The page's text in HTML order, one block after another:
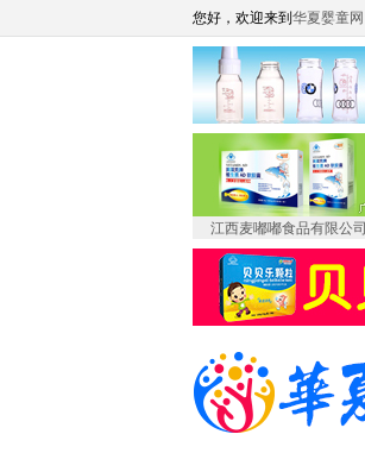
您好，欢迎来到 华夏婴童网
江西麦嘟嘟食品有限公司